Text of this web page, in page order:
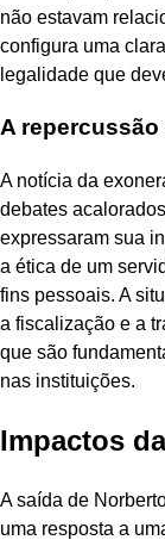
não estavam
configura uma
legalidade que
A
A notícia da
debates
expressaram sua
a ética de um
fins pessoais. A
a fiscalização e a
que são
nas instituições.
Impactos
A saída de
uma resposta a